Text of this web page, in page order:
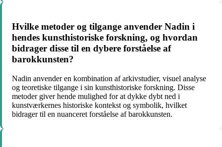
Hvilke metoder og tilgange anvender Nadin i
hendes kunsthistoriske forskning, og hvordan
bidrager disse til en dybere forståelse af
barokkunsten?
Nadin anvender en kombination af arkivstudier, visuel analyse
og teoretiske tilgange i sin kunsthistoriske forskning. Disse
metoder giver hende mulighed for at dykke dybt ned i
kunstværkernes historiske kontekst og symbolik, hvilket
bidrager til en nuanceret forståelse af barokkunsten.